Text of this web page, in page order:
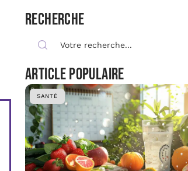
Recherche
Article populaire
SANTÉ